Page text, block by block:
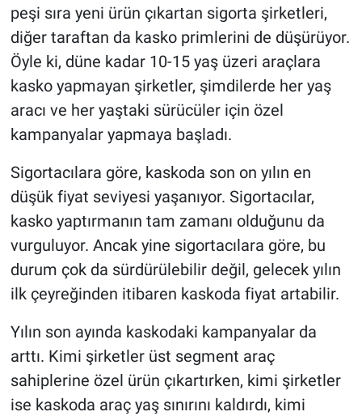
peşi sıra yeni ürün çıkartan sigorta şirketleri,
diğer taraftan da kasko primlerini de düşürüyor.
Öyle ki, düne kadar 10-15 yaş üzeri araçlara
kasko yapmayan şirketler, şimdilerde her yaş
aracı ve her yaştaki sürücüler için özel
kampanyalar yapmaya başladı.
Sigortacılara göre, kaskoda son on yılın en
düşük fiyat seviyesi yaşanıyor. Sigortacılar,
kasko yaptırmanın tam zamanı olduğunu da
vurguluyor. Ancak yine sigortacılara göre, bu
durum çok da sürdürülebilir değil, gelecek yılın
ilk çeyreğinden itibaren kaskoda fiyat artabilir.
Yılın son ayında kaskodaki kampanyalar da
arttı. Kimi şirketler üst segment araç
sahiplerine özel ürün çıkartırken, kimi şirketler
ise kaskoda araç yaş sınırını kaldırdı, kimi